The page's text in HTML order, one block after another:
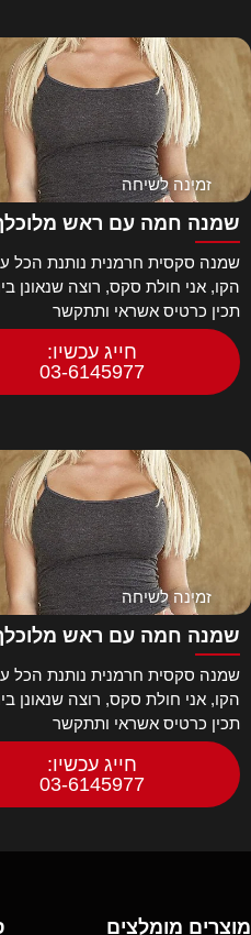
זמינה לשיחה
שמנה חמה עם ראש
שמנה סקסית חרמנית נותנת הכל
הקו, אני חולת סקס, רוצה שנאונן
תכין כרטיס אשראי ותתקשר
חייג עכשיו:
03-6145977
זמינה לשיחה
שמנה חמה עם ראש
שמנה סקסית חרמנית נותנת הכל
הקו, אני חולת סקס, רוצה שנאונן
תכין כרטיס אשראי ותתקשר
חייג עכשיו:
03-6145977
מוצרים מומלצים